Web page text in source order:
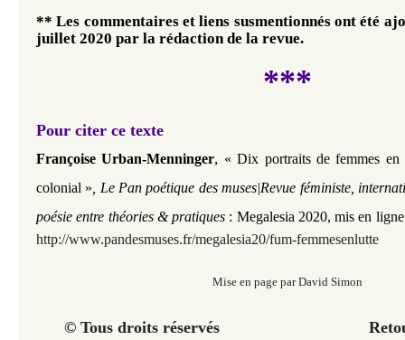
** Les commentaires et liens susmentionnés ont été
juillet 2020 par la rédaction de la revue.
***
Pour citer ce texte
Françoise Urban-Menninger, « Dix portraits de femmes en
colonial » , Le Pan poétique des muses|Revue féministe,
poésie entre théories & pratiques : Megalesia 2020, mis en
http://www.pandesmuses.fr/megalesia20/fum-femmesenlutte
Mise en page par David Simon
© Tous droits réservés Retour à